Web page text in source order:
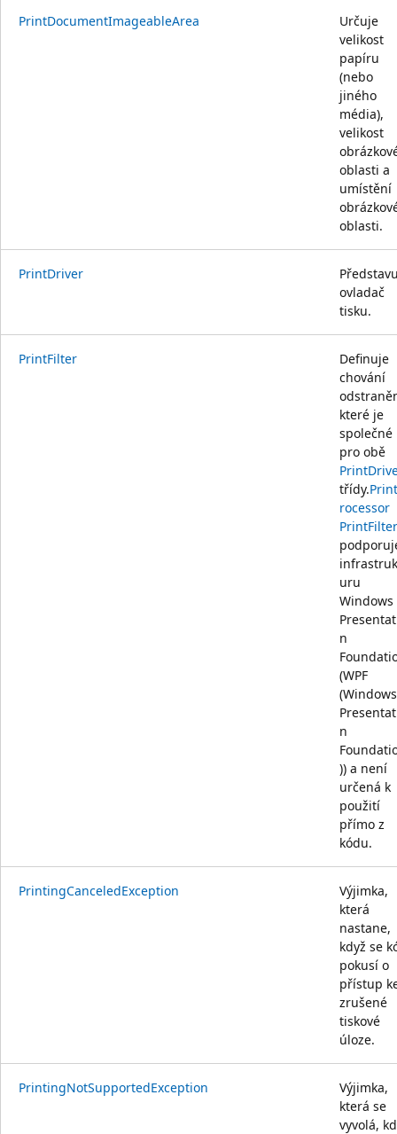
PrintDocumentImageableArea
Určuje
velikost
papíru
(nebo
jiného
média),
velikost
oblasti a
umístění
oblasti.
PrintDriver
ovladač
tisku.
PrintFilter
Definuje
chování
které je
společné
pro obě
třídy.
rocessor
PrintFilter
uru
Windows
n
(WPF
(Windows
n
)) a není
určená k
použití
přímo z
kódu.
PrintingCanceledException
Výjimka,
která
nastane,
když se
pokusí o
přístup
zrušené
tiskové
úloze.
PrintingNotSupportedException
Výjimka,
která se
vyvolá,